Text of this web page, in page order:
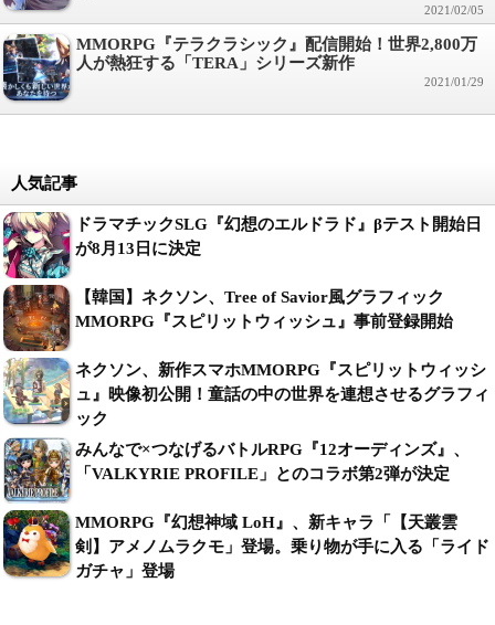
2021/02/05
MMORPG『テラクラシック』配信開始！世界2,800万
人が熱狂する「TERA」シリーズ新作
2021/01/29
人気記事
ドラマチックSLG『幻想のエルドラド』βテスト開始日
が8月13日に決定
【韓国】ネクソン、Tree of Savior風グラフィック
MMORPG『スピリットウィッシュ』事前登録開始
ネクソン、新作スマホMMORPG『スピリットウィッシ
ュ』映像初公開！童話の中の世界を連想させるグラフィ
ック
みんなで×つなげるバトルRPG『12オーディンズ』、
「VALKYRIE PROFILE」とのコラボ第2弾が決定
MMORPG『幻想神域 LoH』、新キャラ「【天叢雲
剣】アメノムラクモ」登場。乗り物が手に入る「ライド
ガチャ」登場